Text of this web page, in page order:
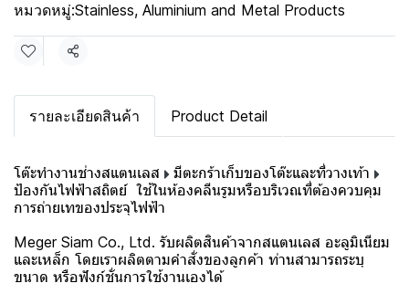
หมวดหมู่:Stainless, Aluminium and Metal Products
แชร์
รายละเอียดสินค้า Product Detail
โต๊ะทำงานช่างสแตนเลส
มีตะกร้าเก็บของโต๊ะและที่วางเท้า
ป้องกันไฟฟ้าสถิตย์ ใช้ในห้องคลีนรูมหรือบริเวณที่ต้องควบคุม
การถ่ายเทของประจุไฟฟ้า
Meger Siam Co., Ltd. รับผลิตสินค้าจากสแตนเลส อะลูมิเนียม
และเหล็ก โดยเราผลิตตามคำสั่งของลูกค้า ท่านสามารถระบุ
ขนาด หรือฟังก์ชั่นการใช้งานเองได้